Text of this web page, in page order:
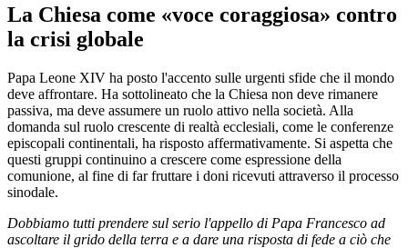
La Chiesa come «voce coraggiosa» contro
la crisi globale
Papa Leone XIV ha posto l'accento sulle urgenti sfide che il mondo
deve affrontare. Ha sottolineato che la Chiesa non deve rimanere
passiva, ma deve assumere un ruolo attivo nella società. Alla
domanda sul ruolo crescente di realtà ecclesiali, come le conferenze
episcopali continentali, ha risposto affermativamente. Si aspetta che
questi gruppi continuino a crescere come espressione della
comunione, al fine di far fruttare i doni ricevuti attraverso il processo
sinodale.
Dobbiamo tutti prendere sul serio l'appello di Papa Francesco ad
ascoltare il grido della terra e a dare una risposta di fede a ciò che